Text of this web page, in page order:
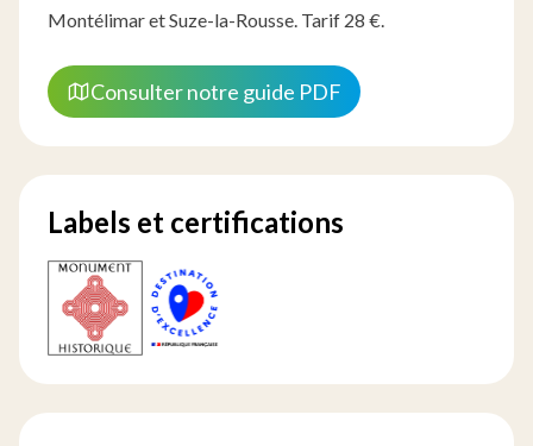
Montélimar et Suze-la-Rousse. Tarif 28 €.
Consulter notre guide PDF
Labels et certifications